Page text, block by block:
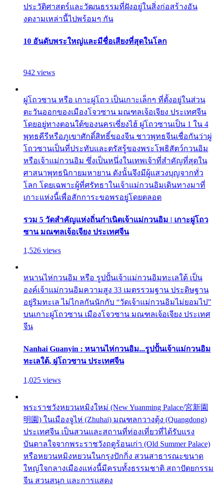
ประวัติศาสตร์และวัฒนธรรมที่ฝังอยู่ในสิ่งก่อสร้างอัน
งดงามเหล่านี้ไปพร้อมๆ กัน
10 อันดับพระใหญ่และมีชื่อเสียงที่สุดในโลก
942 views
ผู่โถวซาน หรือ เกาะผู่โถว เป็นเกาะเล็กๆ ที่ตั้งอยู่ในส่วน
ตะวันออกของเมืองโจวซาน มณฑลเจ้อเจียง ประเทศจีน
โดยอยู่ทางตอนใต้ของนครเซี่ยงไฮ้ ผู่โถวซานเป็น 1 ใน 4
พุทธคีรีหรือภูเขาศักดิ์สิทธิ์ของจีน ชาวพุทธจีนเชื่อกันว่าผู่
โถวซานเป็นที่ประทับและตรัสรู้ของพระโพธิสัตว์กวนอิม
หรือเจ้าแม่กวนอิม ซึ่งเป็นหนึ่งในเทพเจ้าที่สำคัญที่สุดใน
ศาสนาพุทธนิกายมหายาน ดังนั้นจึงมีผู้แสวงบุญจากทั่ว
โลก โดยเฉพาะผู้ที่ศรัทธาในเจ้าแม่กวนอิมเดินทางมาที่
เกาะแห่งนี้เพื่อสักการะขอพรอยู่โดยตลอด
รวม 5 วัดสำคัญแห่งถิ่นกำเนิดเจ้าแม่กวนอิม | เกาะผู่โถว
ซาน มณฑลเจ้อเจียง ประเทศจีน
1,526 views
หนานไห่กวนอิม หรือ รูปปั้นเจ้าแม่กวนอิมทะเลใต้ เป็น
องค์เจ้าแม่กวนอิมความสูง 33 เมตรรวมฐาน ประดิษฐาน
อยู่ริมทะเล ไม่ไกลกันนักกับ “วัดเจ้าแม่กวนอิมไม่ยอมไป”
บนเกาะผู่โถวซาน เมืองโจวซาน มณฑลเจ้อเจียง ประเทศ
จีน
Nanhai Guanyin : หนานไห่กวนอิม...รูปปั้นเจ้าแม่กวนอิม
ทะเลใต้, ผู่โถวซาน ประเทศจีน
1,025 views
พระราชวังหยวนหมิงใหม่ (New Yuanming Palace/宮新園
明園) ในเมืองจูไห่ (Zhuhai) มณฑลกวางตุ้ง (Quangdong)
ประเทศจีน เป็นสวนและสถานที่ท่องเที่ยวที่ได้รับแรง
บันดาลใจจากพระราชวังฤดูร้อนเก่า (Old Summer Palace)
หรือหยวนหมิงหยวนในกรุงปักกิ่ง สวนสาธารณะขนาด
ใหญ่ใจกลางเมืองแห่งนี้มีครบทั้งธรรมชาติ สถาปัตยกรรม
จีน สวนสนุก และการแสดง